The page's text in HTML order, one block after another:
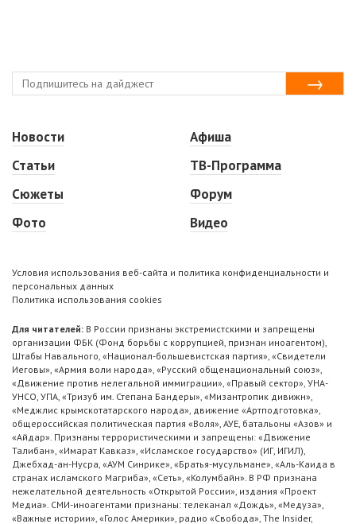
Новости
Статьи
Сюжеты
Фото
Афиша
ТВ-Программа
Форум
Видео
Условия использования веб-сайта и политика конфиденциальности и
персональных данных
Политика использования cookies
Для читателей: В России признаны экстремистскими и запрещены
организации ФБК (Фонд борьбы с коррупцией, признан иноагентом),
Штабы Навального, «Национал-большевистская партия», «Свидетели
Иеговы», «Армия воли народа», «Русский общенациональный союз»,
«Движение против нелегальной иммиграции», «Правый сектор», УНА-
УНСО, УПА, «Тризуб им. Степана Бандеры», «Мизантропик дивижн»,
«Меджлис крымскотатарского народа», движение «Артподготовка»,
общероссийская политическая партия «Воля», АУЕ, батальоны «Азов» и
«Айдар». Признаны террористическими и запрещены: «Движение
Талибан», «Имарат Кавказ», «Исламское государство» (ИГ, ИГИЛ),
Джебхад-ан-Нусра, «АУМ Синрике», «Братья-мусульмане», «Аль-Каида в
странах исламского Магриба», «Сеть», «Колумбайн». В РФ признана
нежелательной деятельность «Открытой России», издания «Проект
Медиа». СМИ-иноагентами признаны: телеканал «Дождь», «Медуза»,
«Важные истории», «Голос Америки», радио «Свобода», The Insider,